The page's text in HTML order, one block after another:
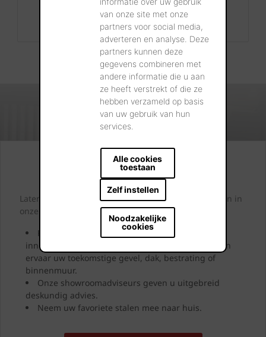
van onze site met onze
partners voor social media,
adverteren en analyse. Deze
partners kunnen deze
gegevens combineren met
andere informatie die u aan
ze heeft verstrekt of die ze
hebben verzameld op basis
van uw gebruik van hun
services.
Alle cookies
toestaan
Zelf instellen
Noodzakelijke
cookies
+32 56 24 96 38
info@wienerberger.be
Kijk. Droom. Kies.
Laten we samen letterlijk uw dromen tastbaar maken in
onze showrooms.
Kom langs en laat u inspireren door onze
innovatieve oplossingen. Bekijk ze, neem ze vast en
ervaar uw toekomstige gevel, dak, bestrating of
binnenmuur.
Onze showroomadviseurs geven u uitgebreid
deskundig advies.
Neem uw favoriete stalen mee naar huis.